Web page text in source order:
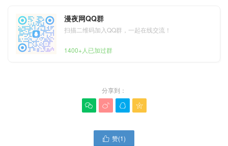
漫夜网QQ群
扫描二维码加入QQ群，一起在线交流！
1400+人已加过群
分享到：
   
 赞(1)